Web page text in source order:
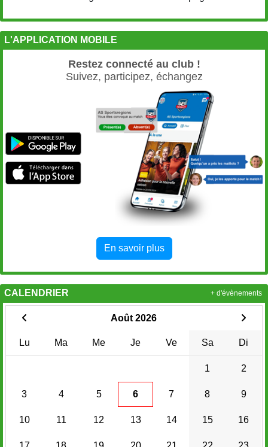
L'APPLICATION MOBILE
Restez connecté au club !
Suivez, participez, échangez
En savoir plus
CALENDRIER
Août 2026
Lu Ma Me Je Ve Sa Di
1 2
3 4 5 6 7 8 9
10 11 12 13 14 15 16
+ d'évènements